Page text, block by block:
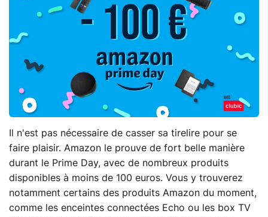
Il n'est pas nécessaire de casser sa tirelire pour se
faire plaisir. Amazon le prouve de fort belle manière
durant le Prime Day, avec de nombreux produits
disponibles à moins de 100 euros. Vous y trouverez
notamment certains des produits Amazon du moment,
comme les enceintes connectées Echo ou les box TV